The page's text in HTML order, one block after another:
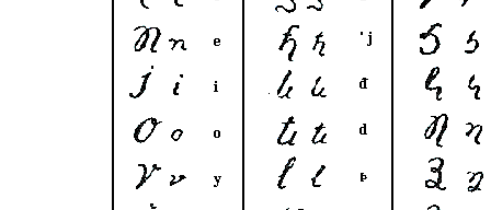
El alfabeto Büthakukye